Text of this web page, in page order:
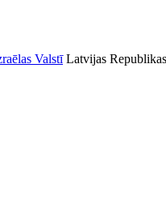
Latvijas